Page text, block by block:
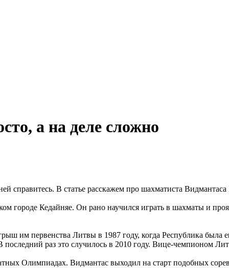
а на деле сложно
справитесь. В статье расскажем про шахматиста
городе Кедайняе. Он рано научился играть в шахматы и
им первенства Литвы в 1987 году, когда Республика была
раз это случилось в 2010 году. Вице-чемпионом
Олимпиадах. Видмантас выходил на старт подобных